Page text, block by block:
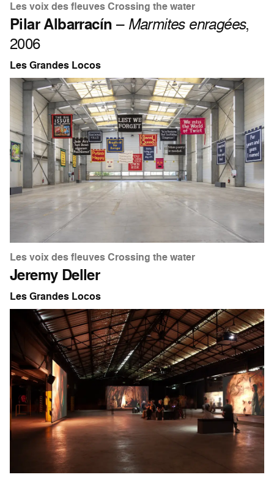
Les voix des fleuves Crossing the water
Pilar Albarracín– Marmites enragées,
2006
Les Grandes Locos
Les voix des fleuves Crossing the water
Jeremy Deller
Les Grandes Locos